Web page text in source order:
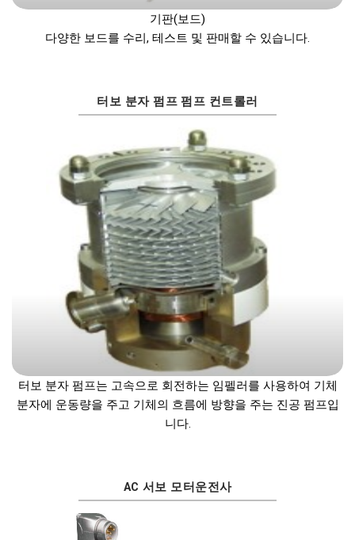
기판(보드)
다양한 보드를 수리, 테스트 및 판매할 수 있습니다.
터보 분자 펌프 펌프 컨트롤러
터보 분자 펌프는 고속으로 회전하는 임펠러를 사용하여 기체
분자에 운동량을 주고 기체의 흐름에 방향을 주는 진공 펌프입
니다.
AC 서보 모터운전사